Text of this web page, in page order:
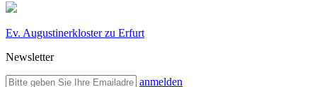
Ev. Augustinerkloster zu Erfurt
Newsletter
anmelden